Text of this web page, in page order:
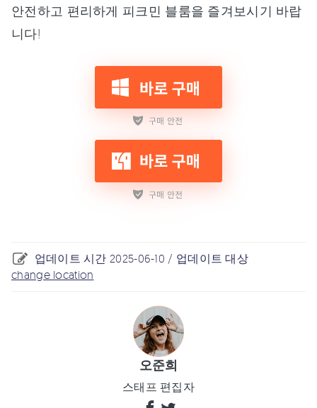
안전하고 편리하게 피크민 블룸을 즐겨보시기 바랍
니다!
업데이트 시간 2025-06-10 / 업데이트 대상
change location
오준희
스태프 편집자